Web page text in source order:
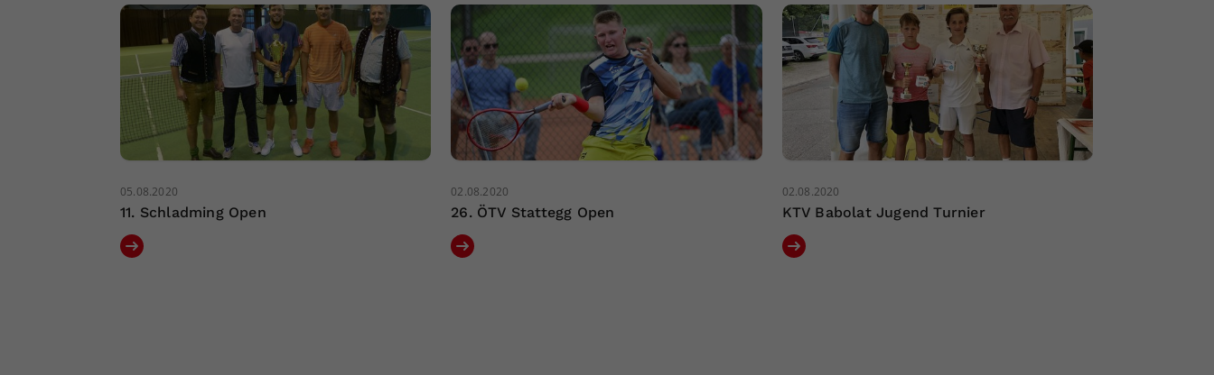
05.08.2020
11. Schladming Open
02.08.2020
26. ÖTV Stattegg Open
02.08.2020
KTV Babolat Jugend Turnier